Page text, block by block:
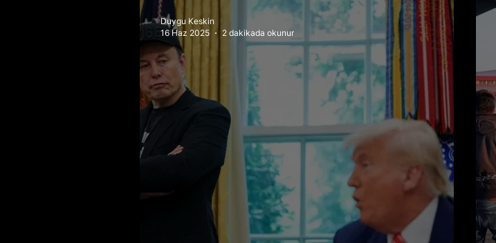
Duygu Keskin
16 Haz 2025
2 dakikada okunur